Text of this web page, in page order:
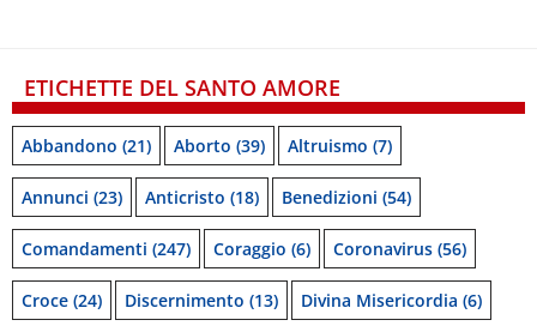
ETICHETTE DEL SANTO AMORE
Abbandono (21) Aborto (39) Altruismo (7)
Annunci (23) Anticristo (18) Benedizioni (54)
Comandamenti (247) Coraggio (6) Coronavirus (56)
Croce (24) Discernimento (13) Divina Misericordia (6)